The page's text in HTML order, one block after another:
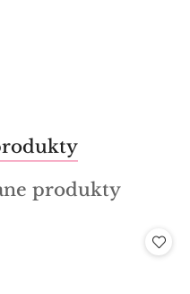
produkty